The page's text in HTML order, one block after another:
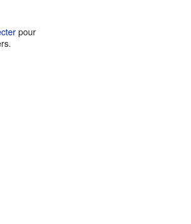
pour